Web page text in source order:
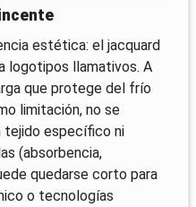
estética: el jacquard
logotipos llamativos. A
que protege del frío
limitación, no se
tejido específico ni
(absorbencia,
quedarse corto para
o tecnologías